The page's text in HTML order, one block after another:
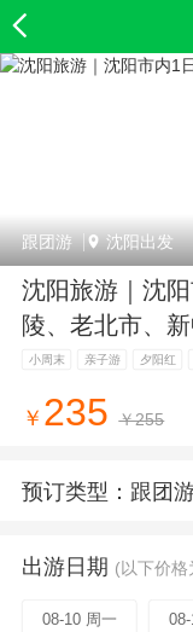
跟团游 沈阳出发
沈阳旅游｜沈
陵、老北市、
小周末 亲子游 夕阳红
￥ 235 ￥255
预订类型： 跟团
出游日期 (以下价格
08-10 周一